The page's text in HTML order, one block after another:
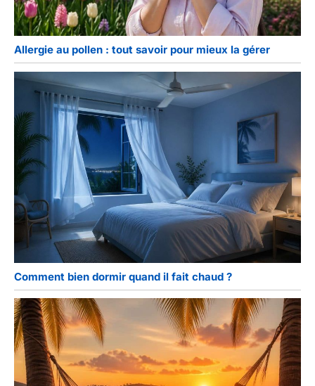
Allergie au pollen : tout savoir pour mieux la gérer
Comment bien dormir quand il fait chaud ?